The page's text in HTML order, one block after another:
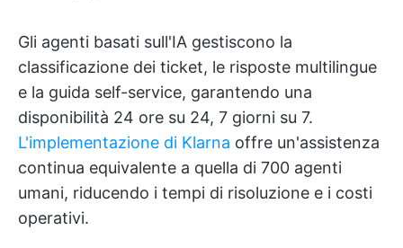
Gli agenti basati sull'IA gestiscono la
classificazione dei ticket, le risposte multilingue
e la guida self-service, garantendo una
disponibilità 24 ore su 24, 7 giorni su 7.
L'implementazione di Klarna offre un'assistenza
continua equivalente a quella di 700 agenti
umani, riducendo i tempi di risoluzione e i costi
operativi.